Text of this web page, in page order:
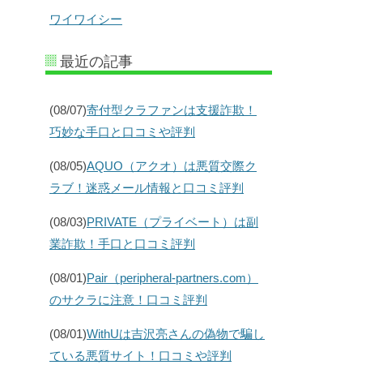
ワイワイシー
最近の記事
(08/07)寄付型クラファンは支援詐欺！
巧妙な手口と口コミや評判
(08/05)AQUO（アクオ）は悪質交際ク
ラブ！迷惑メール情報と口コミ評判
(08/03)PRIVATE（プライベート）は副
業詐欺！手口と口コミ評判
(08/01)Pair（peripheral-partners.com）
のサクラに注意！口コミ評判
(08/01)WithUは吉沢亮さんの偽物で騙し
ている悪質サイト！口コミや評判